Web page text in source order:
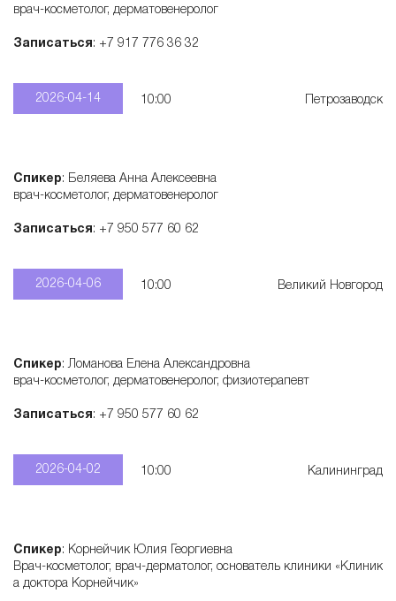
врач-косметолог, дерматовенеролог
Записаться: +7 917 776 36 32
2026-04-14 10:00 Петрозаводск
Спикер: Беляева Анна Алексеевна
врач-косметолог, дерматовенеролог
Записаться: +7 950 577 60 62
2026-04-06 10:00 Великий Новгород
Спикер: Ломанова Елена Александровна
врач-косметолог, дерматовенеролог, физиотерапевт
Записаться: +7 950 577 60 62
2026-04-02 10:00 Калининград
Спикер: Корнейчик Юлия Георгиевна
Врач-косметолог, врач-дерматолог, основатель клиники «Клиник
а доктора Корнейчик»